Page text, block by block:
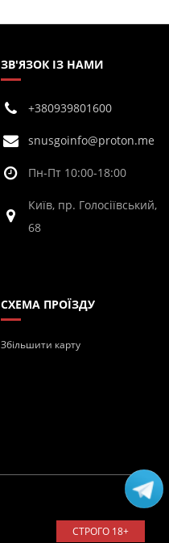
ЗВ'ЯЗОК ІЗ НАМИ
+380939801600
snusgoinfo@proton.me
Пн-Пт 10:00-18:00
Київ, пр. Голосіївський,
68
СХЕМА ПРОЇЗДУ
Збільшити карту
СТРОГО 18+